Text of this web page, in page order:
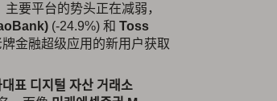
主要平台的势头正在减弱，
(-24.9%) 和 Toss
金融超级应用的新用户获取
표 디지털 자산 거래소